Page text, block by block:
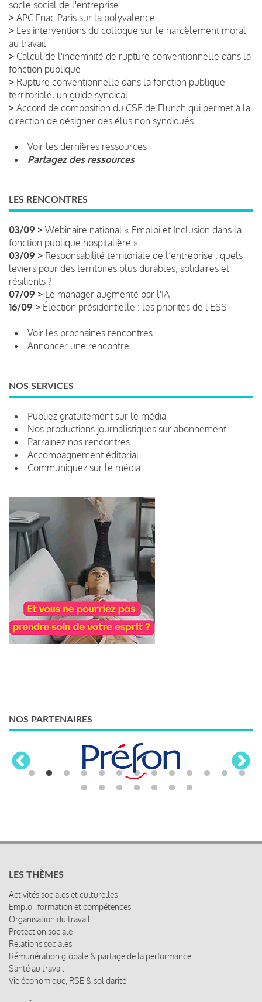
socle social de l'entreprise
> APC Fnac Paris sur la polyvalence
> Les interventions du colloque sur le harcèlement moral
au travail
> Calcul de l'indemnité de rupture conventionnelle dans la
fonction publique
> Rupture conventionnelle dans la fonction publique
territoriale, un guide syndical
> Accord de composition du CSE de Flunch qui permet à la
direction de désigner des élus non syndiqués
Voir les dernières ressources
Partagez des ressources
LES RENCONTRES
03/09 > Webinaire national « Emploi et Inclusion dans la
fonction publique hospitalière »
03/09 > Responsabilité territoriale de l’entreprise : quels
leviers pour des territoires plus durables, solidaires et
résilients ?
07/09 > Le manager augmenté par l'IA
16/09 > Élection présidentielle : les priorités de l'ESS
Voir les prochaines rencontres
Annoncer une rencontre
NOS SERVICES
Publiez gratuitement sur le média
Nos productions journalistiques sur abonnement
Parrainez nos rencontres
Accompagnement éditorial
Communiquez sur le média
NOS PARTENAIRES
LES THÈMES
Activités sociales et culturelles
Emploi, formation et compétences
Organisation du travail
Protection sociale
Relations sociales
Rémunération globale & partage de la performance
Santé au travail
Vie économique, RSE & solidarité